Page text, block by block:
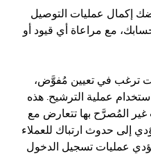
إكمال عمليات التوصيل
مع مراعاة أي قيود أو
ترغب في تعيين مُفوَّض،
عملية الترشيح. هذه
المُصرَّح بها تتعارض مع
إلى حدوث ارتباك للعملاء
عمليات تسجيل الدخول